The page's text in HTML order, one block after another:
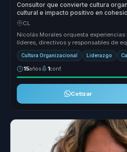
Consultor que convierte cultura
cultural e impacto positivo en
CL
Nicolás Morales orquesta
líderes, directivos y responsables de
atrás equip...
Cultura Organizacional Liderazgo
15años 1conf.
Cotizar